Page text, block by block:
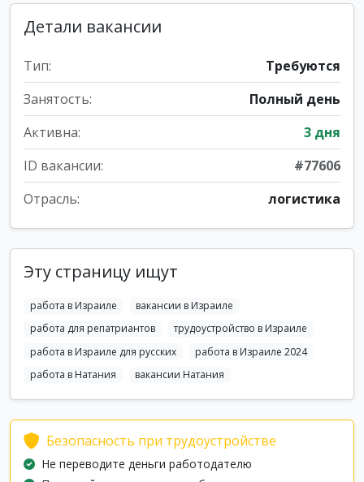
Детали вакансии
Тип:
Требуются
Занятость:
Полный день
Активна:
3 дня
ID вакансии:
#77606
Отрасль:
логистика
Эту страницу ищут
работа в Израиле
вакансии в Израиле
работа для репатриантов
трудоустройство в Израиле
работа в Израиле для русских
работа в Израиле 2024
работа в Натания
вакансии Натания
Безопасность при трудоустройстве
Не переводите деньги работодателю